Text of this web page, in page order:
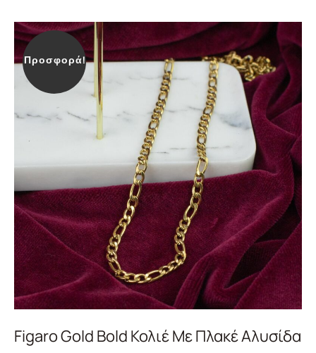
Προσφορά!
Figaro Gold Bold Κολιέ Με Πλακέ Αλυσίδα